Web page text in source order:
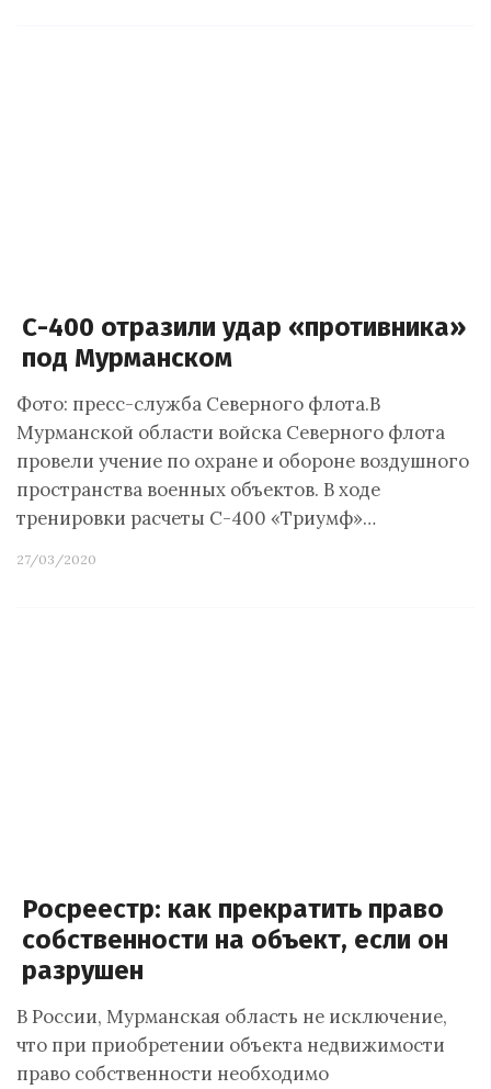
С-400 отразили удар «противника»
под Мурманском
Фото: пресс-служба Северного флота.В
Мурманской области войска Северного флота
провели учение по охране и обороне воздушного
пространства военных объектов. В ходе
тренировки расчеты С-400 «Триумф»…
27/03/2020
Росреестр: как прекратить право
собственности на объект, если он
разрушен
В России, Мурманская область не исключение,
что при приобретении объекта недвижимости
право собственности необходимо